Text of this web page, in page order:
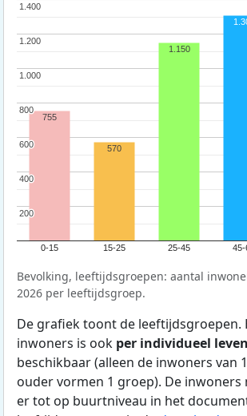
0-15 15-25 25-45 45-
200
200
400
400
600
600
800
800
1.000
1.000
1.200
1.200
1.400
1.400
755
570
1.150
Bevolking, leeftijdsgroepen: aantal
2026 per leeftijdsgroep.
De grafiek toont de leeftijdsgroepen.
inwoners is ook per individueel
beschikbaar (alleen de inwoners van
ouder vormen 1 groep). De inwoners
er tot op buurtniveau in het